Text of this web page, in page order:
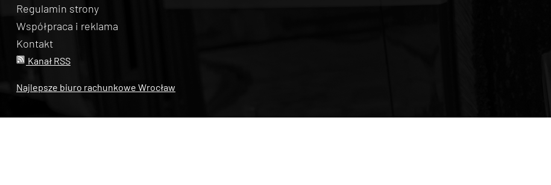
Regulamin strony
Współpraca i reklama
Kontakt
Kanał RSS
Najlepsze biuro rachunkowe Wrocław